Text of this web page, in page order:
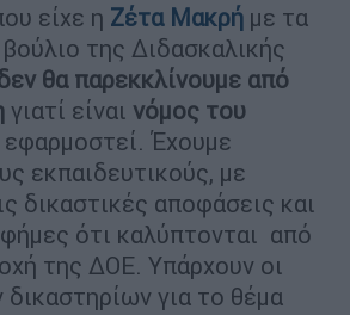
είχε η Ζέτα Μακρή με τα
της Διδασκαλικής
θα παρεκκλίνουμε από
γιατί είναι νόμος του
εφαρμοστεί. Έχουμε
εκπαιδευτικούς, με
δικαστικές αποφάσεις και
ότι καλύπτονται από
της ΔΟΕ. Υπάρχουν οι
για το θέμα